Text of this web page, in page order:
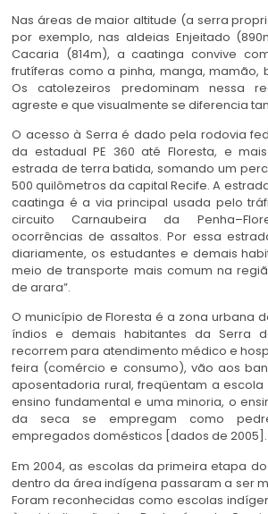
Nas áreas de maior altitude (a serra
por exemplo, nas aldeias Enjeitado
Cacaria (814m), a caatinga convive
frutíferas como a pinha, manga, mamão,
Os catolezeiros predominam nessa
agreste e que visualmente se diferencia
O acesso à Serra é dado pela rodovia
da estadual PE 360 até Floresta, e
estrada de terra batida, somando um
500 quilômetros da capital Recife. A
caatinga é a via principal usada pelo
circuito Carnaubeira da
ocorrências de assaltos. Por essa
diariamente, os estudantes e demais
meio de transporte mais comum na
de arara”.
O município de Floresta é a zona urbana
índios e demais habitantes da Serra
recorrem para atendimento médico e
feira (comércio e consumo), vão aos
aposentadoria rural, freqüentam a escola
ensino fundamental e uma minoria, o
da seca se empregam como
empregados domésticos [dados de 2005].
Em 2004, as escolas da primeira etapa
dentro da área indígena passaram a ser
Foram reconhecidas como escolas